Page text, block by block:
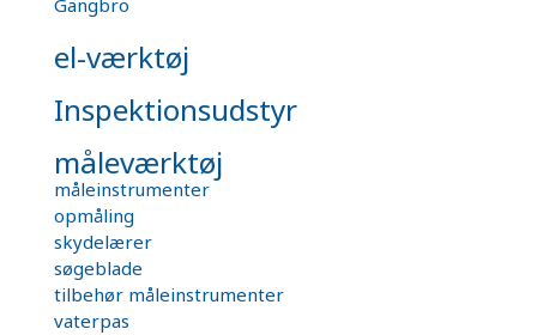
Gangbro
el-værktøj
Inspektionsudstyr
måleværktøj
måleinstrumenter
opmåling
skydelærer
søgeblade
tilbehør måleinstrumenter
vaterpas